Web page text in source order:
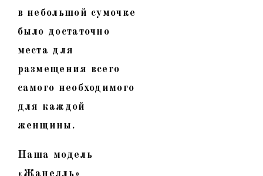
в небольшой сумочке
было достаточно
места для
размещения всего
самого необходимого
для каждой
женщины.
Наша модель
«Жанелль»